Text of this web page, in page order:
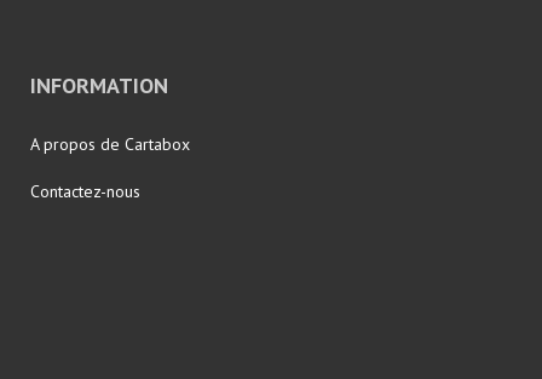
INFORMATION
A propos de Cartabox
Contactez-nous